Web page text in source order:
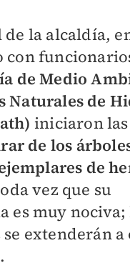
de la alcaldía,
con
de Medio
Naturales de
iniciaron
de los
de
vez que su
es muy nociva;
se extenderán